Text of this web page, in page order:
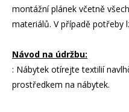
montážní plánek včetně
materiálů. V případě potřeby
Návod na údržbu:
: Nábytek otírejte textilií
prostředkem na nábytek.